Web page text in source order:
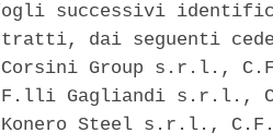
successivi
dai seguenti
Group s.r.l.,
Gagliandi s.r.l.,
Steel s.r.l.,